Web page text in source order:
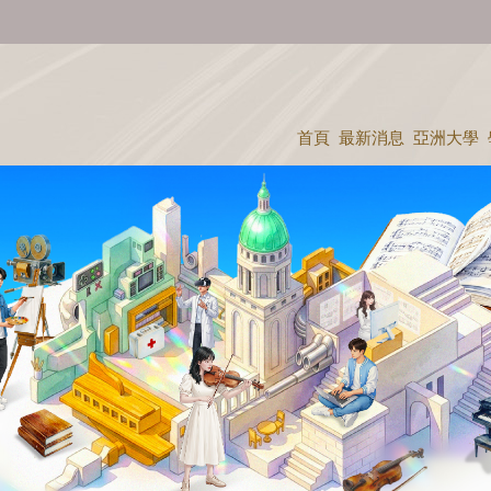
首頁 最新消息 亞洲大學